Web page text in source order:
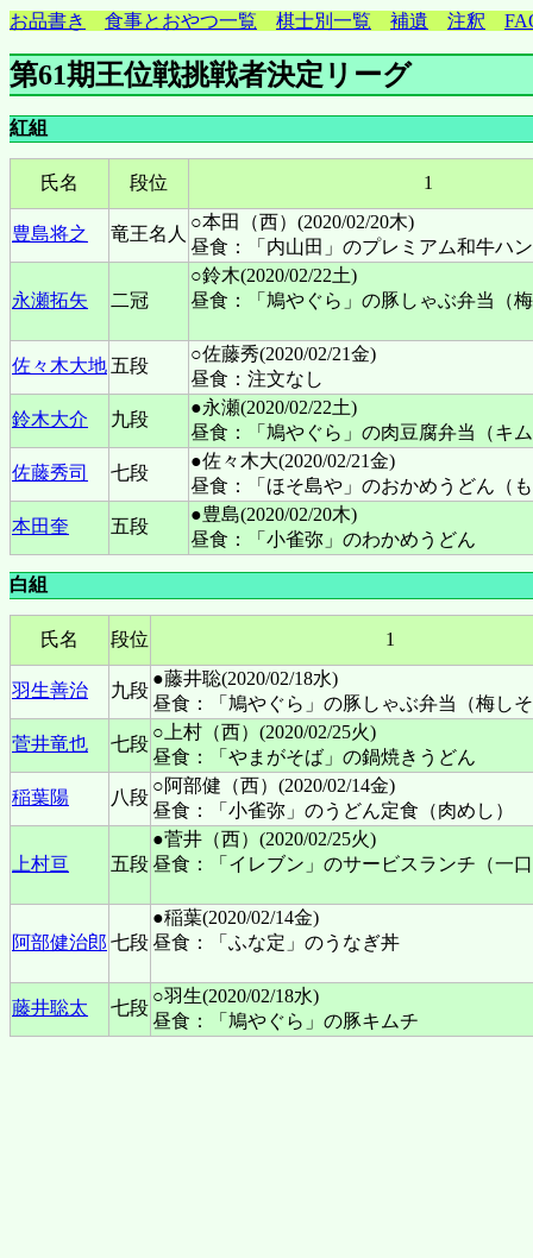
お品書き 食事とおやつ一覧 棋士別一覧 補遺 注釈
第61期王位戦挑戦者決定リーグ
紅組
氏名 段位 1
豊島将之 竜王名人
○本田（西）(2020/02/20木)
昼食：「内山田」のプレミアム和牛ハ
永瀬拓矢 二冠
○鈴木(2020/02/22土)
昼食：「鳩やぐら」の豚しゃぶ弁当（
佐々木大地五段
○佐藤秀(2020/02/21金)
昼食：注文なし
鈴木大介
九段
●永瀬(2020/02/22土)
昼食：「鳩やぐら」の肉豆腐弁当（キ
佐藤秀司
七段
●佐々木大(2020/02/21金)
昼食：「ほそ島や」のおかめうどん（
本田奎
五段
●豊島(2020/02/20木)
昼食：「小雀弥」のわかめうどん
白組
氏名 段位 1
羽生善治 九段
●藤井聡(2020/02/18水)
昼食：「鳩やぐら」の豚しゃぶ弁当（梅し
菅井竜也
七段
○上村（西）(2020/02/25火)
昼食：「やまがそば」の鍋焼きうどん
稲葉陽
八段
○阿部健（西）(2020/02/14金)
昼食：「小雀弥」のうどん定食（肉めし）
上村亘 五段
●菅井（西）(2020/02/25火)
昼食：「イレブン」のサービスランチ（一
阿部健治郎 七段
●稲葉(2020/02/14金)
昼食：「ふな定」のうなぎ丼
藤井聡太 七段
○羽生(2020/02/18水)
昼食：「鳩やぐら」の豚キムチ